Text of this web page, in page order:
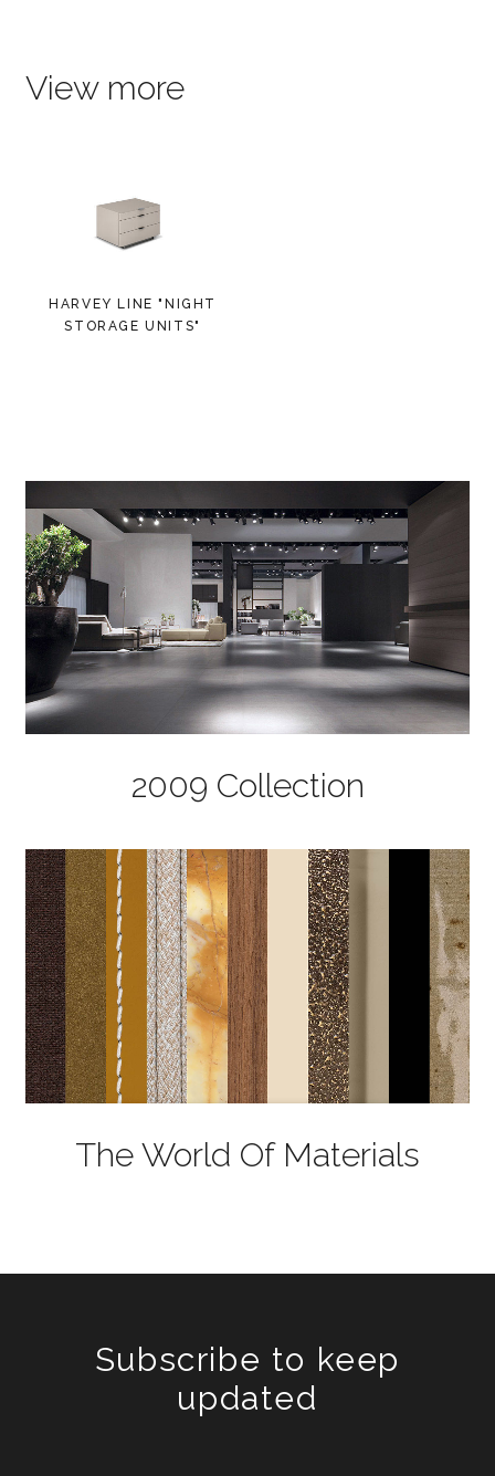
View more
HARVEY LINE "NIGHT
STORAGE UNITS"
2009 Collection
The World Of Materials
Subscribe to keep
updated